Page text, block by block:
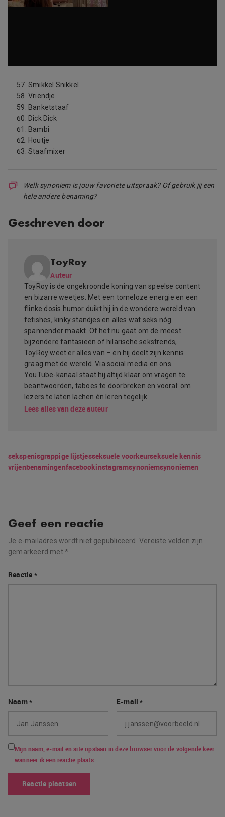
Smikkel Snikkel
Vriendje
Banketstaaf
Dick Dick
Bambi
Houtje
Staafmixer
Welk synoniem is jouw favoriete uitspraak? Of gebruik jij een
hele andere benaming?
Geschreven door
ToyRoy
Auteur
ToyRoy is de ongekroonde koning van speelse content
en bizarre weetjes. Met een tomeloze energie en een
flinke dosis humor duikt hij in de wondere wereld van
fetishes, kinky standjes en alles wat seks nóg
spannender maakt. Of het nu gaat om de meest
bijzondere fantasieën of hilarische sekstrends,
ToyRoy weet er alles van – en hij deelt zijn kennis
graag met de wereld. Via social media en ons
YouTube-kanaal staat hij altijd klaar om vragen te
beantwoorden, taboes te doorbreken en vooral: om
lezers te laten lachen én leren tegelijk.
Lees alles van deze auteur
sekspenisgrappige lijstjesseksuele voorkeurseksuele kennis
vrijenbenamingenfacebookinstagramsynoniemsynoniemen
Geef een reactie
Je e-mailadres wordt niet gepubliceerd. Vereiste velden zijn
gemarkeerd met*
Reactie *
Naam* E-mail*
Mijn naam, e-mail en site opslaan in deze browser voor de volgende keer
wanneer ik een reactie plaats.